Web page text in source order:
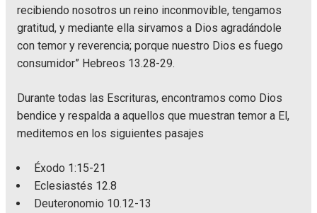
recibiendo nosotros un reino inconmovible, tengamos
gratitud, y mediante ella sirvamos a Dios agradándole
con temor y reverencia; porque nuestro Dios es fuego
consumidor” Hebreos 13.28-29.
Durante todas las Escrituras, encontramos como Dios
bendice y respalda a aquellos que muestran temor a El,
meditemos en los siguientes pasajes
Éxodo 1:15-21
Eclesiastés 12.8
Deuteronomio 10.12-13